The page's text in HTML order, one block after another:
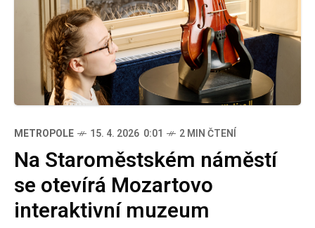
METROPOLE 15. 4. 2026 0:01 2 MIN ČTENÍ
Na Staroměstském náměstí
se otevírá Mozartovo
interaktivní muzeum